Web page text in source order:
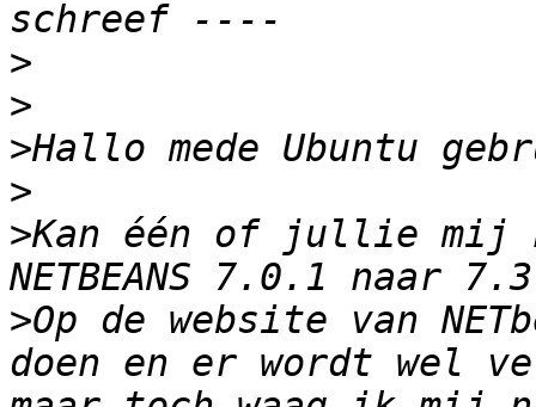
>
>
>
>
>Kan één of jullie mij
>Op de website van
doen en er wordt wel